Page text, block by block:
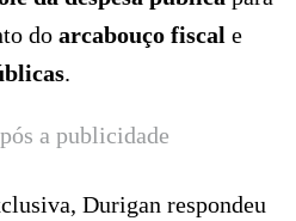
do arcabouço fiscal e
.
a publicidade
Durigan respondeu